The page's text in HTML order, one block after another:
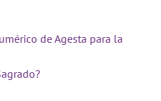
de Agesta para la